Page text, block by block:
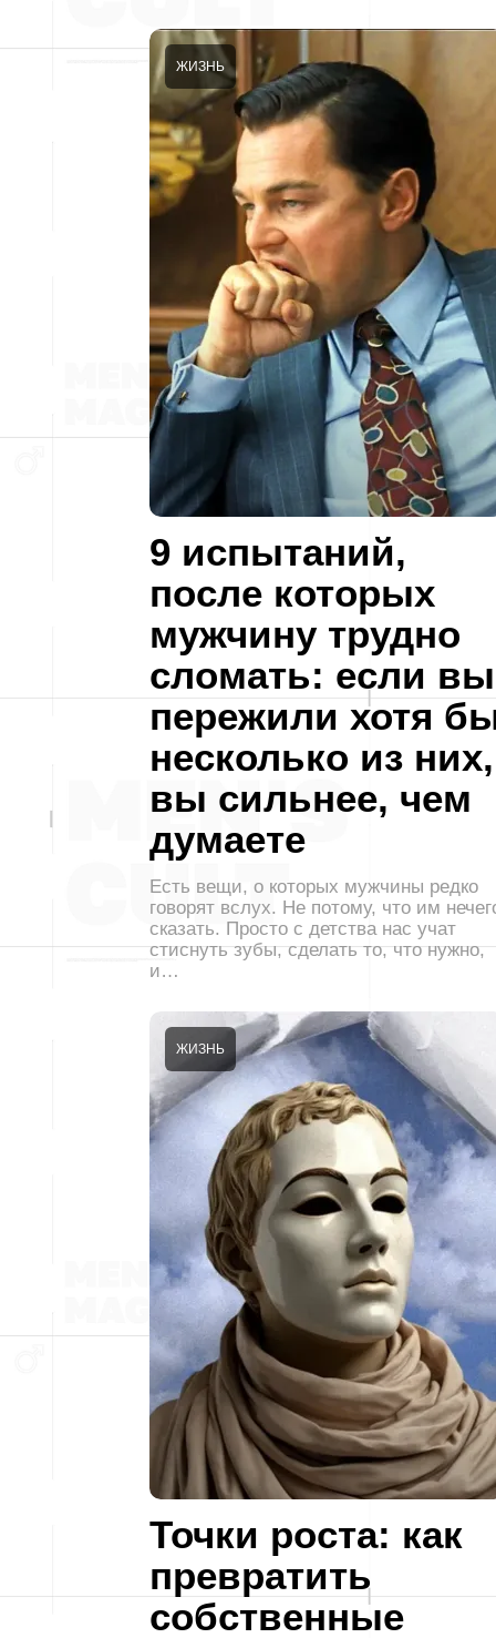
9 испытаний,
после которых
мужчину трудно
сломать: если вы
пережили хотя
несколько из них,
вы сильнее, чем
думаете
ЖИЗНЬ
Есть вещи, о которых мужчины редко
говорят вслух. Не потому, что им
сказать. Просто с детства нас учат
стиснуть зубы, сделать то, что нужно,
и…
Точки роста: как
превратить
собственные
ЖИЗНЬ